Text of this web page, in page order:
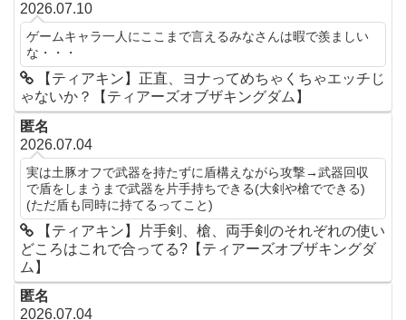
2026.07.10
ゲームキャラ一人にここまで言えるみなさんは暇で羨ましい
な・・・
【ティアキン】正直、ヨナってめちゃくちゃエッチじ
ゃないか？【ティアーズオブザキングダム】
匿名
2026.07.04
実は土豚オフで武器を持たずに盾構えながら攻撃→武器回収
で盾をしまうまで武器を片手持ちできる(大剣や槍でできる)
(ただ盾も同時に持てるってこと)
【ティアキン】片手剣、槍、両手剣のそれぞれの使い
どころはこれで合ってる?【ティアーズオブザキングダ
ム】
匿名
2026.07.04